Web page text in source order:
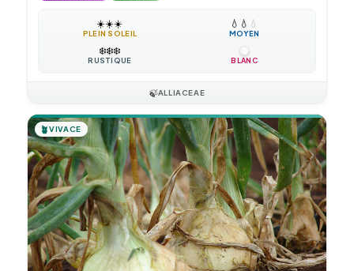
☀️☀️☀️
PLEIN SOLEIL
💧 💧 💧
MOYEN
❄️❄️❄️
RUSTIQUE BLANC
🍃ALLIACEAE
🪴VIVACE